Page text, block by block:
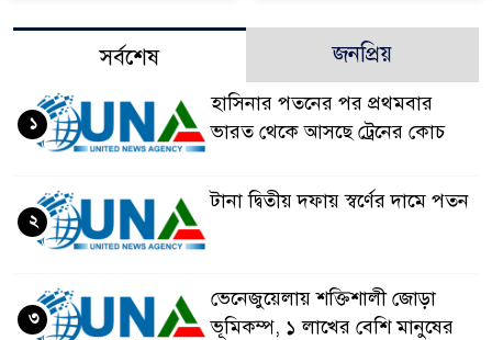
সর্বশেষ জনপ্রিয়
হাসিনার পতনের পর প্রথমবার
ভারত থেকে আসছে ট্রেনের কোচ
১
টানা দ্বিতীয় দফায় স্বর্ণের দামে পতন
২
ভেনেজুয়েলায় শক্তিশালী জোড়া
ভূমিকম্প, ১ লাখের বেশি মানুষের
৩